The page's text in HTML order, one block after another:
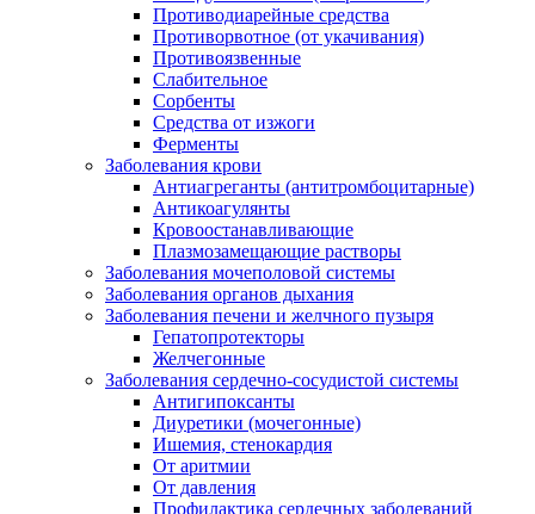
Противодиарейные средства
Противорвотное (от укачивания)
Противоязвенные
Слабительное
Сорбенты
Средства от изжоги
Ферменты
Заболевания крови
Антиагреганты (антитромбоцитарные)
Антикоагулянты
Кровоостанавливающие
Плазмозамещающие растворы
Заболевания мочеполовой системы
Заболевания органов дыхания
Заболевания печени и желчного пузыря
Гепатопротекторы
Желчегонные
Заболевания сердечно-сосудистой системы
Антигипоксанты
Диуретики (мочегонные)
Ишемия, стенокардия
От аритмии
От давления
Профилактика сердечных заболеваний